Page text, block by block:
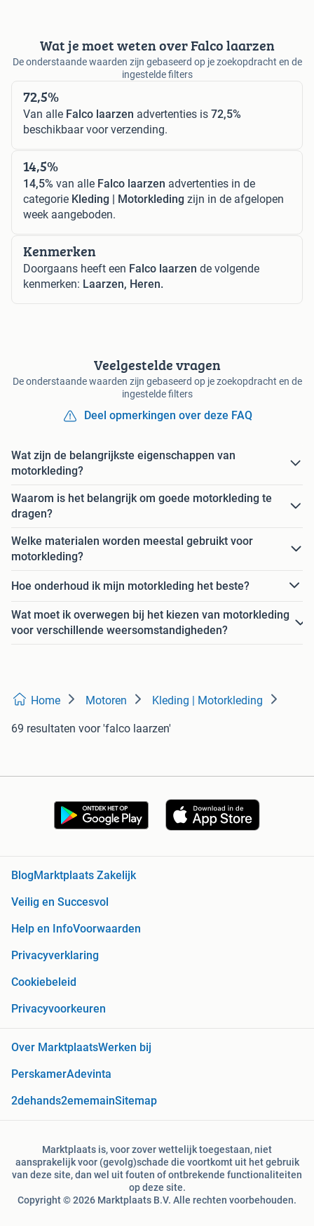
Wat je moet weten over Falco laarzen
De onderstaande waarden zijn gebaseerd op je zoekopdracht en de
ingestelde filters
72,5%
Van alle Falco laarzen advertenties is 72,5%
beschikbaar voor verzending.
14,5%
14,5% van alle Falco laarzen advertenties in de
categorie Kleding | Motorkleding zijn in de afgelopen
week aangeboden.
Kenmerken
Doorgaans heeft een Falco laarzen de volgende
kenmerken: Laarzen, Heren.
Veelgestelde vragen
De onderstaande waarden zijn gebaseerd op je zoekopdracht en de
ingestelde filters
Deel opmerkingen over deze FAQ
Wat zijn de belangrijkste eigenschappen van
motorkleding?
Waarom is het belangrijk om goede motorkleding te
dragen?
Welke materialen worden meestal gebruikt voor
motorkleding?
Hoe onderhoud ik mijn motorkleding het beste?
Wat moet ik overwegen bij het kiezen van motorkleding
voor verschillende weersomstandigheden?
Home Motoren Kleding | Motorkleding
69 resultaten voor 'falco laarzen'
Blog Marktplaats Zakelijk
Veilig en Succesvol
Help en InfoVoorwaarden
Privacyverklaring
Cookiebeleid
Privacyvoorkeuren
Over MarktplaatsWerken bij
PerskamerAdevinta
2dehands2ememainSitemap
Marktplaats is, voor zover wettelijk toegestaan, niet
aansprakelijk voor (gevolg)schade die voortkomt uit het gebruik
van deze site, dan wel uit fouten of ontbrekende functionaliteiten
op deze site.
Copyright © 2026 Marktplaats B.V. Alle rechten voorbehouden.